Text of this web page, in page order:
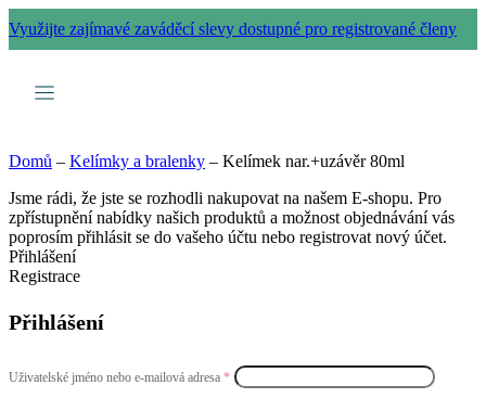
Využijte zajímavé zaváděcí slevy dostupné pro registrované členy
Domů – Kelímky a bralenky – Kelímek nar.+uzávěr 80ml
Jsme rádi, že jste se rozhodli nakupovat na našem E-shopu. Pro
zpřístupnění nabídky našich produktů a možnost objednávání vás
poprosím přihlásit se do vašeho účtu nebo registrovat nový účet.
Přihlášení
Registrace
Přihlášení
Uživatelské jméno nebo e-mailová adresa *